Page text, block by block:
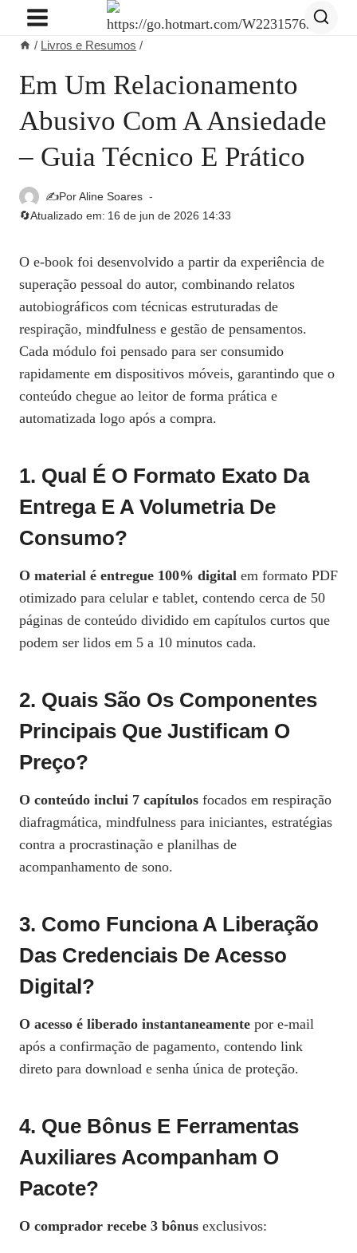
Pular
Conteúdo
/ Livros e Resumos /
Em Um Relacionamento
Abusivo Com A Ansiedade
– Guia Técnico E Prático
✍️PorAline Soares
🔄Atualizado em: 16 de jun de 2026 14:33
O e‑book foi desenvolvido a partir da experiência de
superação pessoal do autor, combinando relatos
autobiográficos com técnicas estruturadas de
respiração, mindfulness e gestão de pensamentos.
Cada módulo foi pensado para ser consumido
rapidamente em dispositivos móveis, garantindo que o
conteúdo chegue ao leitor de forma prática e
automatizada logo após a compra.
1. Qual É O Formato Exato Da
Entrega E A Volumetria De
Consumo?
O material é entregue 100% digital em formato PDF
otimizado para celular e tablet, contendo cerca de 50
páginas de conteúdo dividido em capítulos curtos que
podem ser lidos em 5 a 10 minutos cada.
2. Quais São Os Componentes
Principais Que Justificam O
Preço?
O conteúdo inclui 7 capítulos focados em respiração
diafragmática, mindfulness para iniciantes, estratégias
contra a procrastinação e planilhas de
acompanhamento de sono.
3. Como Funciona A Liberação
Das Credenciais De Acesso
Digital?
O acesso é liberado instantaneamente por e‑mail
após a confirmação de pagamento, contendo link
direto para download e senha única de proteção.
4. Que Bônus E Ferramentas
Auxiliares Acompanham O
Pacote?
O comprador recebe 3 bônus exclusivos: